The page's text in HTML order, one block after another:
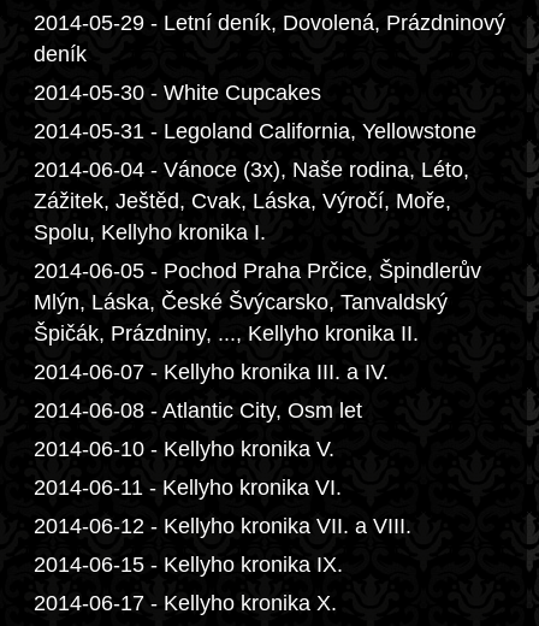
2014-05-29 - Letní deník, Dovolená, Prázdninový
deník
2014-05-30 - White Cupcakes
2014-05-31 - Legoland California, Yellowstone
2014-06-04 - Vánoce (3x), Naše rodina, Léto,
Zážitek, Ještěd, Cvak, Láska, Výročí, Moře,
Spolu, Kellyho kronika I.
2014-06-05 - Pochod Praha Prčice, Špindlerův
Mlýn, Láska, České Švýcarsko, Tanvaldský
Špičák, Prázdniny, ..., Kellyho kronika II.
2014-06-07 - Kellyho kronika III. a IV.
2014-06-08 - Atlantic City, Osm let
2014-06-10 - Kellyho kronika V.
2014-06-11 - Kellyho kronika VI.
2014-06-12 - Kellyho kronika VII. a VIII.
2014-06-15 - Kellyho kronika IX.
2014-06-17 - Kellyho kronika X.